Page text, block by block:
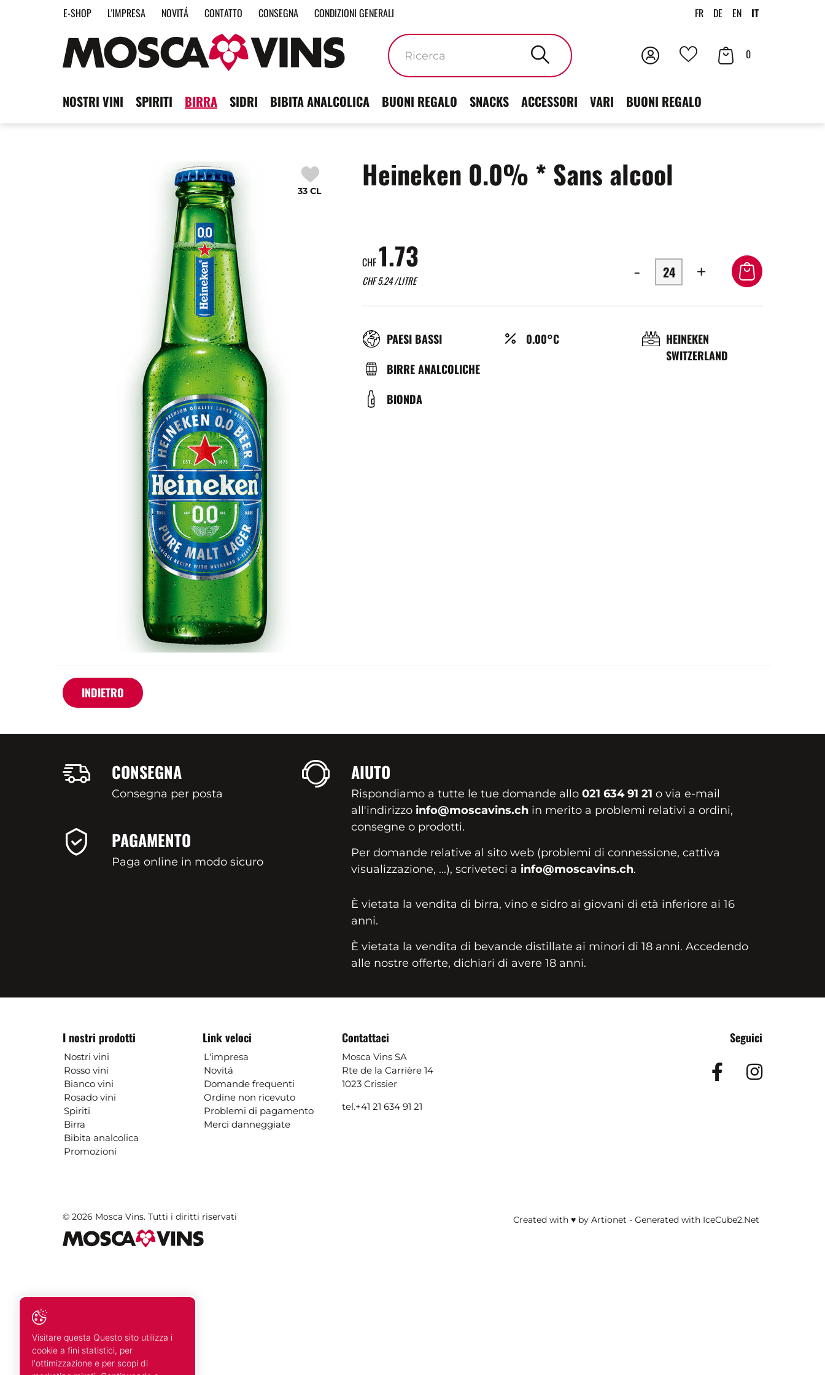
E-SHOP L'IMPRESA NOVITÁ CONTATTO CONSEGNA CONDIZIONI GENERALI FR DE EN IT
NOSTRI VINI SPIRITI BIRRA SIDRI BIBITA ANALCOLICA BUONI REGALO SNACKS ACCESSORI VARI BUONI REGALO
Accedi
tuoi
preferiti
Contenuto
0
Parole
chiave
Cercare
33 CL Heineken 0.0% * Sans alcool
CHF1.73
CHF5.24/LITRE - +
RÉGION
PAESI BASSI
TYPE
BIÈRE
BIRRE ANALCOLICHE
COULEUR
BIONDA
ALCOOL
0.00°C BRASSERIE
HEINEKEN
SWITZERLAND
INDIETRO
CONSEGNA
Consegna per posta
PAGAMENTO
Paga online in modo sicuro
AIUTO
Rispondiamo a tutte le tue domande allo 021 634 91 21 o via e-mail
all'indirizzo info@moscavins.ch in merito a problemi relativi a ordini,
consegne o prodotti.
Per domande relative al sito web (problemi di connessione, cattiva
visualizzazione, ...), scriveteci a info@moscavins.ch.
È vietata la vendita di birra, vino e sidro ai giovani di età inferiore ai 16
anni.
È vietata la vendita di bevande distillate ai minori di 18 anni. Accedendo
alle nostre offerte, dichiari di avere 18 anni.
I nostri prodotti
Nostri vini
Rosso vini
Bianco vini
Rosado vini
Spiriti
Birra
Bibita analcolica
Promozioni
Link veloci
L'impresa
Novitá
Domande frequenti
Ordine non ricevuto
Problemi di pagamento
Merci danneggiate
Contattaci
Mosca Vins SA
Rte de la Carrière 14
1023 Crissier
tel.+41 21 634 91 21
Seguici
Facebook
© 2026 Mosca Vins. Tutti i diritti riservati Created with ♥ by Artionet - Generated with IceCube2.Net
Visitare questa Questo sito utilizza i
cookie a fini statistici, per
l'ottimizzazione e per scopi di